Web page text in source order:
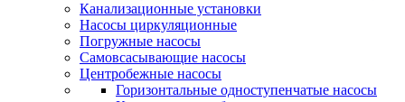
Канализационные установки
Насосы циркуляционные
Погружные насосы
Самовсасывающие насосы
Центробежные насосы
Горизонтальные одноступенчатые насосы